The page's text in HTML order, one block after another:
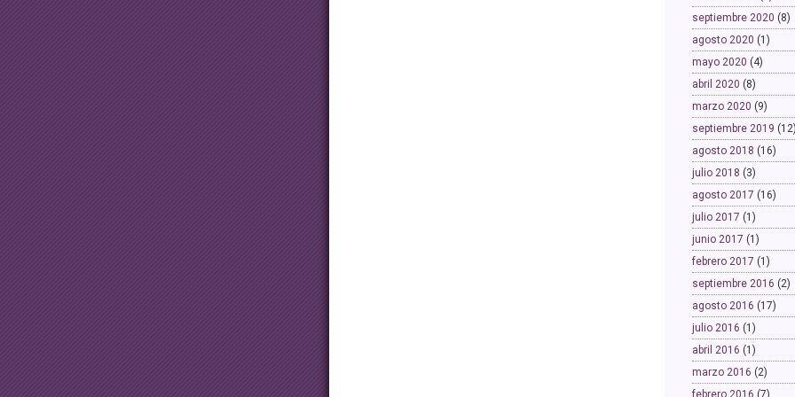
septiembre 2020 (8)
agosto 2020 (1)
mayo 2020 (4)
abril 2020 (8)
marzo 2020 (9)
septiembre 2019
agosto 2018 (16)
julio 2018 (3)
agosto 2017 (16)
julio 2017 (1)
junio 2017 (1)
febrero 2017 (1)
septiembre 2016 (2)
agosto 2016 (17)
julio 2016 (1)
abril 2016 (1)
marzo 2016 (2)
febrero 2016 (7)